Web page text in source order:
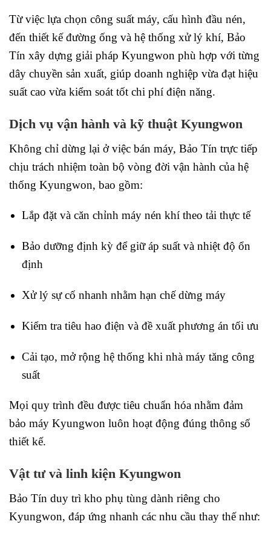
Từ việc lựa chọn công suất máy, cấu hình đầu nén,
đến thiết kế đường ống và hệ thống xử lý khí, Bảo
Tín xây dựng giải pháp Kyungwon phù hợp với từng
dây chuyền sản xuất, giúp doanh nghiệp vừa đạt hiệu
suất cao vừa kiểm soát tốt chi phí điện năng.
Dịch vụ vận hành và kỹ thuật Kyungwon
Không chỉ dừng lại ở việc bán máy, Bảo Tín trực tiếp
chịu trách nhiệm toàn bộ vòng đời vận hành của hệ
thống Kyungwon, bao gồm:
Lắp đặt và căn chỉnh máy nén khí theo tải thực tế
Bảo dưỡng định kỳ để giữ áp suất và nhiệt độ ổn
định
Xử lý sự cố nhanh nhằm hạn chế dừng máy
Kiểm tra tiêu hao điện và đề xuất phương án tối ưu
Cải tạo, mở rộng hệ thống khi nhà máy tăng công
suất
Mọi quy trình đều được tiêu chuẩn hóa nhằm đảm
bảo máy Kyungwon luôn hoạt động đúng thông số
thiết kế.
Vật tư và linh kiện Kyungwon
Bảo Tín duy trì kho phụ tùng dành riêng cho
Kyungwon, đáp ứng nhanh các nhu cầu thay thế như: